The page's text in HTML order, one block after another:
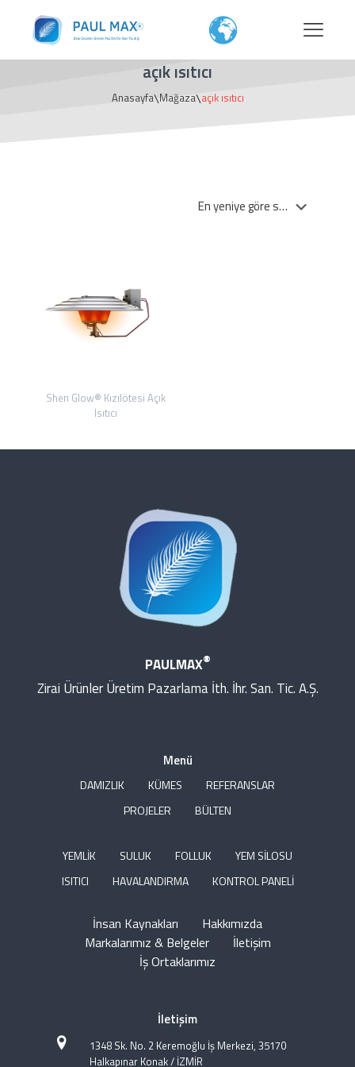
açık ısıtıcı
Anasayfa\Mağaza\açık ısıtıcı
Shen Glow® Kızılötesi Açık
Isıtıcı
PAULMAX®
Zirai Ürünler Üretim Pazarlama İth. İhr. San. Tic. A.Ş.
Menü
DAMIZLIK KÜMES
REFERANSLAR
PROJELER
BÜLTEN
YEMLİK SULUK FOLLUK
YEM SİLOSU
ISITICI
HAVALANDIRMA KONTROL PANELİ
İnsan Kaynakları
Hakkımızda
Markalarımız & Belgeler
İletişim
İş Ortaklarımız
İletişim
1348 Sk. No. 2 Keremoğlu İş Merkezi, 35170
Halkapınar Konak / İZMİR